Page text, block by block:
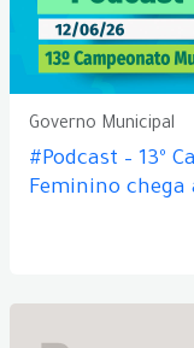
Governo Municipal
#Podcast – 13º
Feminino chega